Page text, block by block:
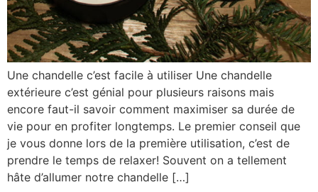
Une chandelle c’est facile à utiliser Une chandelle
extérieure c’est génial pour plusieurs raisons mais
encore faut-il savoir comment maximiser sa durée de
vie pour en profiter longtemps. Le premier conseil que
je vous donne lors de la première utilisation, c’est de
prendre le temps de relaxer! Souvent on a tellement
hâte d’allumer notre chandelle […]